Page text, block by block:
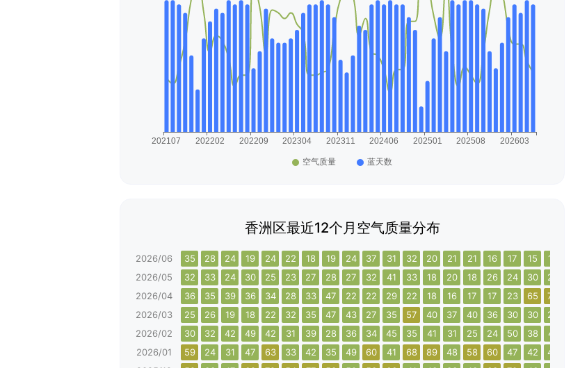
香洲区最近12个月空气质量分布
2026/06 35 28 24 19 24 22 18 19 24 37 31 32 20 21 21 16 17 15 16
2026/05
32 33 24 30 25 23 27 28 27 32 41 33 18 20 18 26 24 30 20
2026/04
36 35 39 36 34 28 33 47 22 22 29 22 18 16 17 17 23 65 73
2026/03
25 26 19 18 22 32 35 47 43 27 35 57 40 37 40 36 30 30 28
2026/02
30 32 42 49 42 31 39 28 36 34 45 35 41 31 25 24 50 38 41
2026/01
59 24 31 47 63 33 42 35 49 60 41 68 89 48 58 60 47 42 47